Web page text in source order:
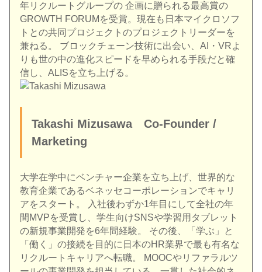
年リクルートグループの 企画に贈られる最高賞の
GROWTH FORUMを受賞。現在も日本マイクロソフ
トとの共同プロジェクトのプロジェクトリーダーを
兼ねる。 ブロックチェーン技術に出会い、AI・VRよ
りも世の中の進化スピードを早められる手段だと確
信し、ALISを立ち上げる。
Takashi Mizusawa Co-Founder /
Marketing
大学在学中にベンチャー企業を立ち上げ、世界的な
教育企業であるベネッセコーポレーションでキャリ
アをスタート。 入社後わずか1年目にして全社の年
間MVPを受賞し、学生向けSNSや学習用タブレット
の新規事業開発を6年間経験。 その後、「学ぶ」と
「働く」の接続を目的に日本のHR業界で最も有名な
リクルートキャリアへ転職。 MOOCやリファラルツ